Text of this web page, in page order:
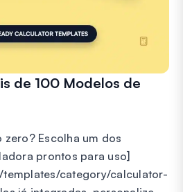
de 100 Modelos de
Escolha um dos
prontos para uso]
category/calculator-